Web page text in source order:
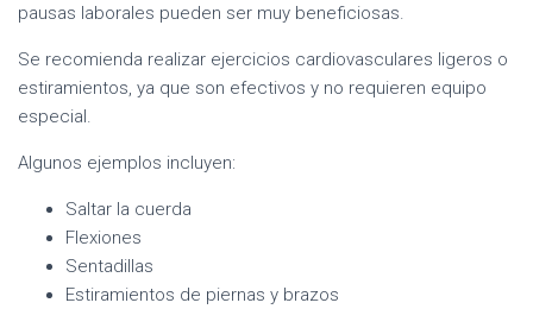
pausas laborales pueden ser muy beneficiosas.
Se recomienda realizar ejercicios cardiovasculares ligeros o
estiramientos, ya que son efectivos y no requieren equipo
especial.
Algunos ejemplos incluyen:
Saltar la cuerda
Flexiones
Sentadillas
Estiramientos de piernas y brazos